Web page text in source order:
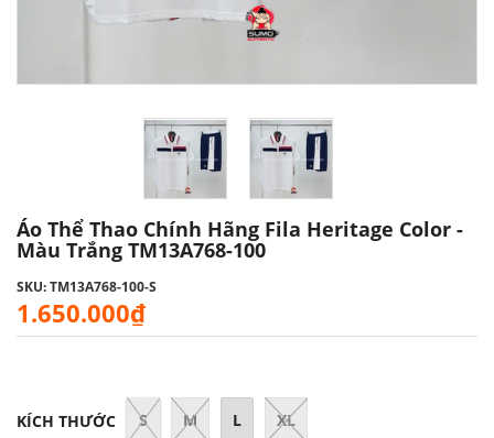
Áo Thể Thao Chính Hãng Fila Heritage Color -
Màu Trắng TM13A768-100
SKU: TM13A768-100-S
1.650.000₫
KÍCH THƯỚC S M L XL